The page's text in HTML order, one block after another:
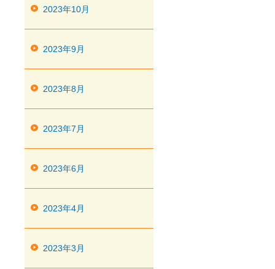
2023年10月
2023年9月
2023年8月
2023年7月
2023年6月
2023年4月
2023年3月